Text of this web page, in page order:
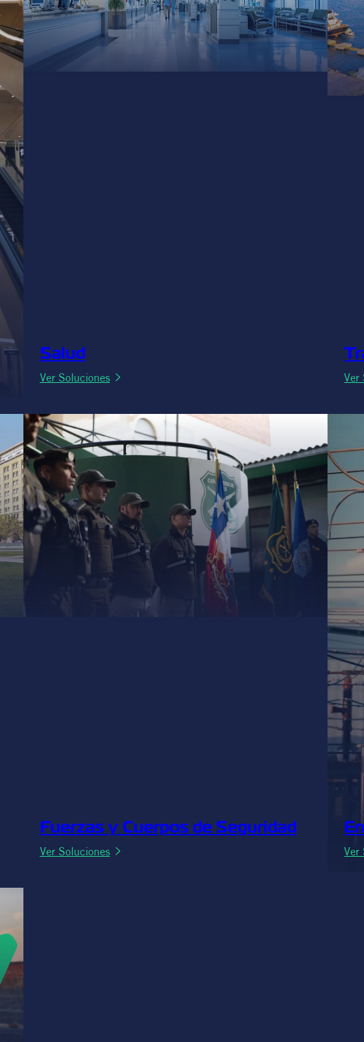
Salud
Ver Soluciones:
Ver
Fuerzas y Cuerpos de Seguridad
Ver Soluciones:
Ver